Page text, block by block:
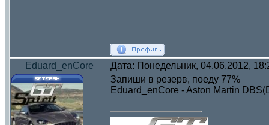
Eduard_enCore Дата: Понедельник, 04.06.2012,
Запиши в резерв, поеду 77%
Eduard_enCore - Aston Martin